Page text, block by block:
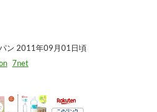
ン 2011年09月01日頃
7net